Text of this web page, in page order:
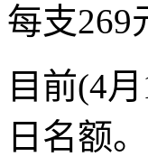
每支269
目前(4
日名额